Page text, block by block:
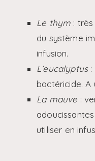
Le thym :
du système
infusion.
L’eucalyptus:
bactéricide. A
La mauve :
utiliser en